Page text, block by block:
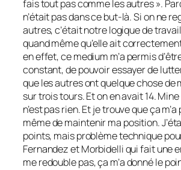
fais tout pas comme les autres ».
n’était pas dans ce but-là. Si on ne
autres, c’était notre logique de
quand même qu’elle ait
en effet, ce medium m’a permis
constant, de pouvoir essayer de
que les autres ont quelque chose de
sur trois tours. Et on en avait 14. Mine
n’est pas rien. Et je trouve que ça
même de maintenir ma position.
points, mais problème technique
Fernandez et Morbidelli qui fait une
me redouble pas, ça m’a donné le